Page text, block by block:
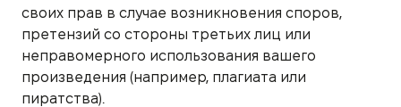
своих прав в случае возникновения споров,
претензий со стороны третьих лиц или
неправомерного использования вашего
произведения (например, плагиата или
пиратства).